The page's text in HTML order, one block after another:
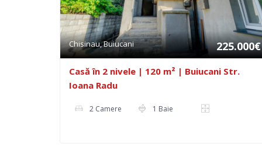
Chisinau, Buiucani 225.000€
Casă în 2 nivele | 120 m² | Buiucani Str.
Ioana Radu
2 Camere 1 Baie